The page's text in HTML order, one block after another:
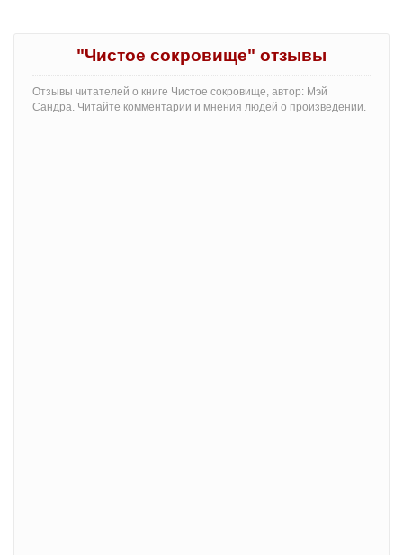
"Чистое сокровище" отзывы
Отзывы читателей о книге Чистое сокровище, автор: Мэй
Сандра. Читайте комментарии и мнения людей о произведении.